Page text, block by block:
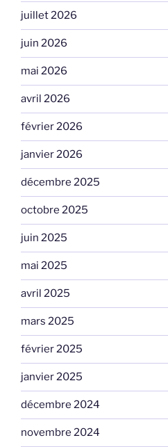
juillet 2026
juin 2026
mai 2026
avril 2026
février 2026
janvier 2026
décembre 2025
octobre 2025
juin 2025
mai 2025
avril 2025
mars 2025
février 2025
janvier 2025
décembre 2024
novembre 2024